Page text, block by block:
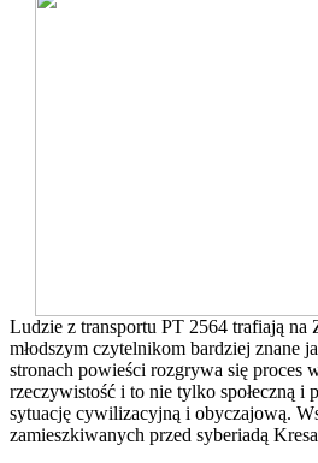
Ludzie z transportu PT 2564 trafiają na
młodszym czytelnikom bardziej znane
stronach powieści rozgrywa się proces
rzeczywistość i to nie tylko społeczną i
sytuację cywilizacyjną i obyczajową.
zamieszkiwanych przed syberiadą